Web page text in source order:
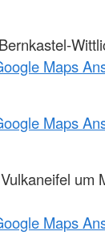
Maps
Maps
um
Maps